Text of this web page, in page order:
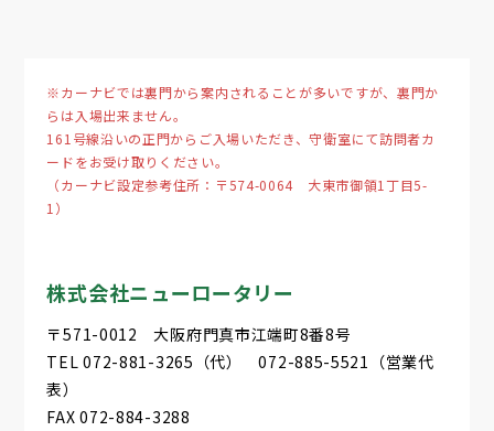
※カーナビでは裏門から案内されることが多いですが、裏門か
らは入場出来ません。
161号線沿いの正門からご入場いただき、守衛室にて訪問者カ
ードをお受け取りください。
（カーナビ設定参考住所：〒574-0064 大東市御領1丁目5-
1）
株式会社ニューロータリー
〒571-0012 大阪府門真市江端町8番8号
TEL 072-881-3265（代） 072-885-5521（営業代
表）
FAX 072-884-3288